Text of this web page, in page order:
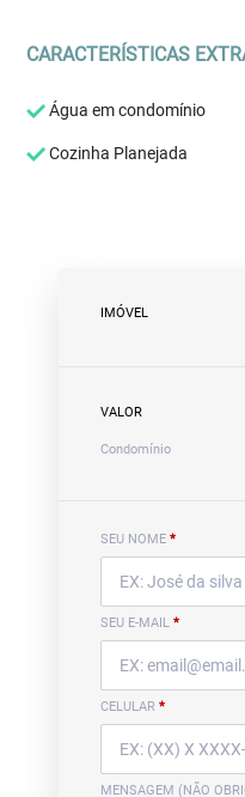
CARACTERÍSTICAS
Água em condomínio
Cozinha Planejada
IMÓVEL
VALOR
Condomínio
SEU NOME *
SEU E-MAIL *
CELULAR *
MENSAGEM (NÃO